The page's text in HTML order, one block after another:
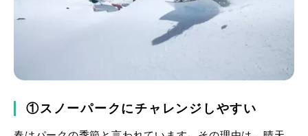
①スノーパークにチャレンジしやすい